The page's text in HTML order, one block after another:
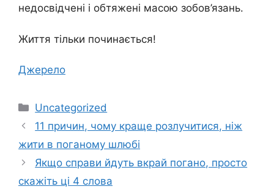
недосвідчені і обтяжені масою зобов’язань.
Життя тільки починається!
Джерело
Категорії
Uncategorized
11 причин, чому краще розлучитися, ніж
жити в поганому шлюбі
Якщо справи йдуть вкрай погано, просто
скажіть ці 4 слова